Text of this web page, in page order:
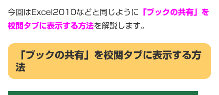
今回はExcel2010などと同じように
「ブックの共有」を
校閲タブに表示する方法を解説します。
「ブックの共有」を校閲タブに表示する方
法